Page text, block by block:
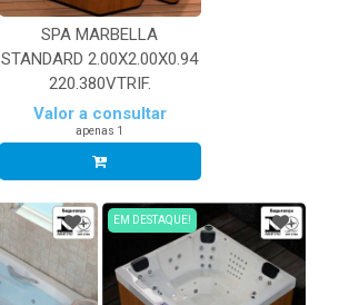
SPA MARBELLA
STANDARD 2.00X2.00X0.94
220.380VTRIF.
Valor a consultar
apenas 1
EM DESTAQUE!